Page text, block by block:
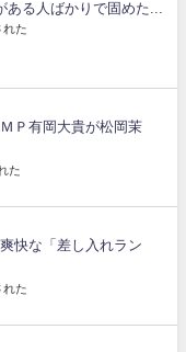
る人ばかりで固めた...
れた
Ｐ有岡大貴が松岡茉
た
快な「差し入れラン
れた